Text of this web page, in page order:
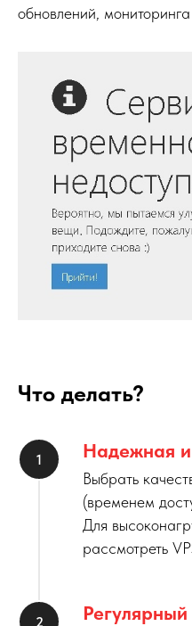
обновлений,
Что делать?
Надежная
Выбрать
(временем
Для
рассмотреть